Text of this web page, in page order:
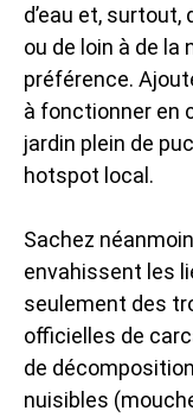
d’eau et,
ou de loin à de la
préférence.
à fonctionner en
jardin plein de
hotspot local.
Sachez
envahissent les
seulement des
officielles de
de
nuisibles